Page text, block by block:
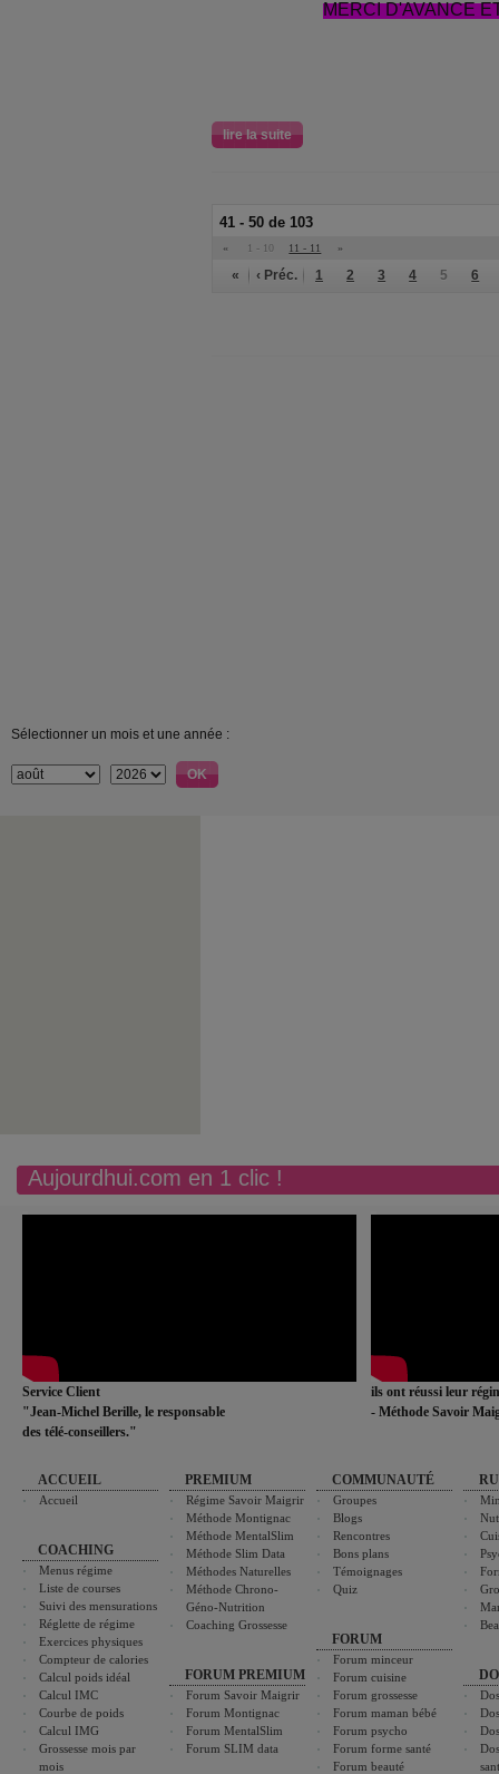
MERCI D'AVANCE
lire la suite
41 - 50 de 103
« 1 - 10 11 - 11 »
« ‹ Préc. 1 2 3 4 5 6
Sélectionner un mois et une année :
Aujourdhui.com en 1 clic !
Service Client
"Jean-Michel Berille, le responsable
des télé-conseillers."
ils ont réussi leur
- Méthode Savoir
ACCUEIL
Accueil
COACHING
Menus régime
Liste de courses
Suivi des mensurations
Réglette de régime
Exercices physiques
Compteur de calories
Calcul poids idéal
Calcul IMC
Courbe de poids
Calcul IMG
Grossesse mois par
mois
PREMIUM
Régime Savoir Maigrir
Méthode Montignac
Méthode MentalSlim
Méthode Slim Data
Méthodes Naturelles
Méthode Chrono-
Géno-Nutrition
Coaching Grossesse
FORUM PREMIUM
Forum Savoir Maigrir
Forum Montignac
Forum MentalSlim
Forum SLIM data
COMMUNAUTÉ
Groupes
Blogs
Rencontres
Bons plans
Témoignages
Quiz
FORUM
Forum minceur
Forum cuisine
Forum grossesse
Forum maman bébé
Forum psycho
Forum forme santé
Forum beauté